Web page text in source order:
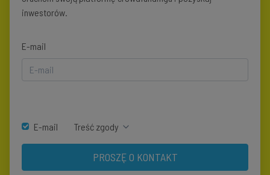
inwestorów.
E-mail
E-mail Treść zgody
PROSZĘ O KONTAKT